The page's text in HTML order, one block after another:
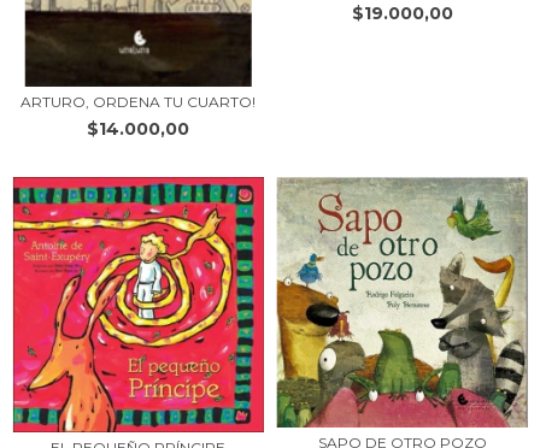
ARTURO, ORDENA TU CUARTO!
$14.000,00
$19.000,00
SAPO DE OTRO POZO